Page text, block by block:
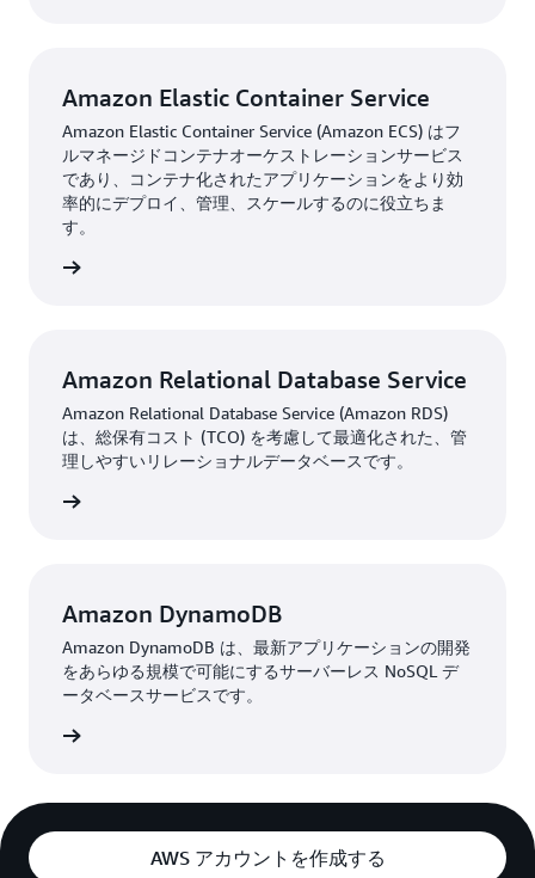
Amazon Elastic Container Service
Amazon Elastic Container Service (Amazon ECS) はフ
ルマネージドコンテナオーケストレーションサービス
であり、コンテナ化されたアプリケーションをより効
率的にデプロイ、管理、スケールするのに役立ちま
す。
Amazon Relational Database Service
Amazon Relational Database Service (Amazon RDS)
は、総保有コスト (TCO) を考慮して最適化された、管
理しやすいリレーショナルデータベースです。
Amazon DynamoDB
Amazon DynamoDB は、最新アプリケーションの開発
をあらゆる規模で可能にするサーバーレス NoSQL デ
ータベースサービスです。
AWS アカウントを作成する